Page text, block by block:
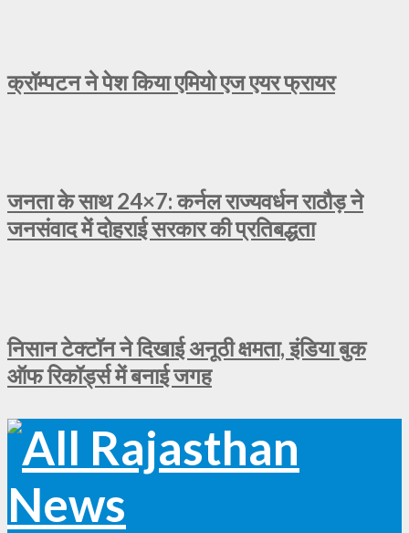
क्रॉम्पटन ने पेश किया एमियो एज एयर फ्रायर
जनता के साथ 24×7: कर्नल राज्यवर्धन राठौड़ ने
जनसंवाद में दोहराई सरकार की प्रतिबद्धता
निसान टेक्टॉन ने दिखाई अनूठी क्षमता, इंडिया बुक
ऑफ रिकॉर्ड्स में बनाई जगह